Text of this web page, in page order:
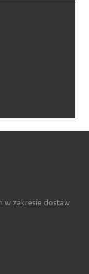
w zakresie dostaw